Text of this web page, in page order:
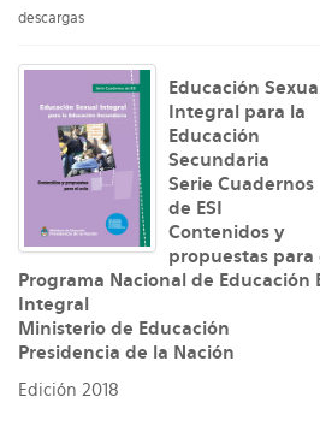
descargas
Educación
Integral para la
Educación
Secundaria
Serie Cuadernos
de ESI
Contenidos y
propuestas para
Programa Nacional de Educación
Integral
Ministerio de Educación
Presidencia de la Nación
Edición 2018